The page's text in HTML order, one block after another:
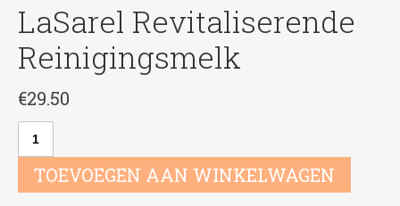
LaSarel Revitaliserende
Reinigingsmelk
€29.50
Revitaliserende
aantal
TOEVOEGEN AAN WINKELWAGEN